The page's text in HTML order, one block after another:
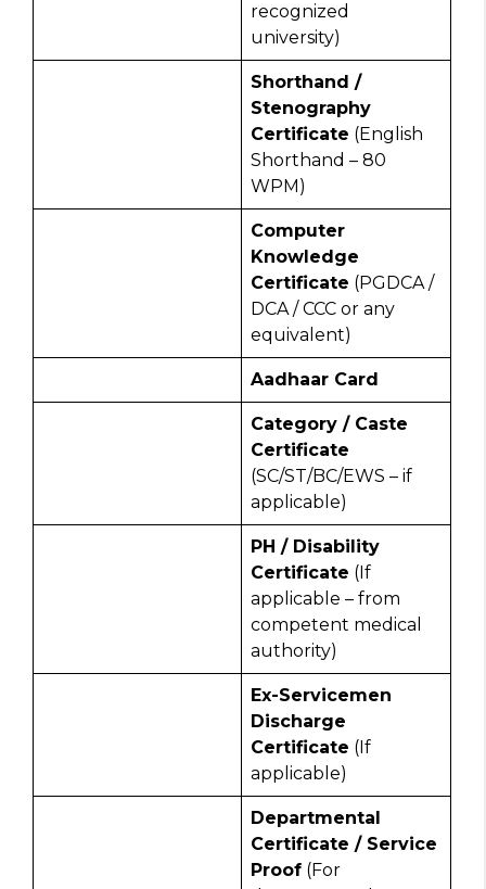
recognized
university)
Shorthand /
Stenography
Certificate (English
Shorthand – 80
WPM)
Computer
Knowledge
Certificate (PGDCA /
DCA / CCC or any
equivalent)
Aadhaar Card
Category / Caste
Certificate
(SC/ST/BC/EWS – if
applicable)
PH / Disability
Certificate (If
applicable – from
competent medical
authority)
Ex-Servicemen
Discharge
Certificate (If
applicable)
Departmental
Certificate / Service
Proof (For